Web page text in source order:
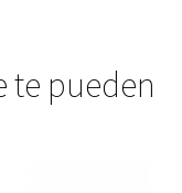
te pueden